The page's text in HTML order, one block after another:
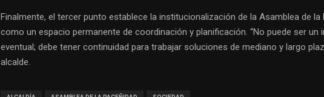
Finalmente, el tercer punto establece la institucionalización de la Asamblea de la
como un espacio permanente de coordinación y planificación. “No puede ser un
eventual; debe tener continuidad para trabajar soluciones de mediano y largo
alcalde.